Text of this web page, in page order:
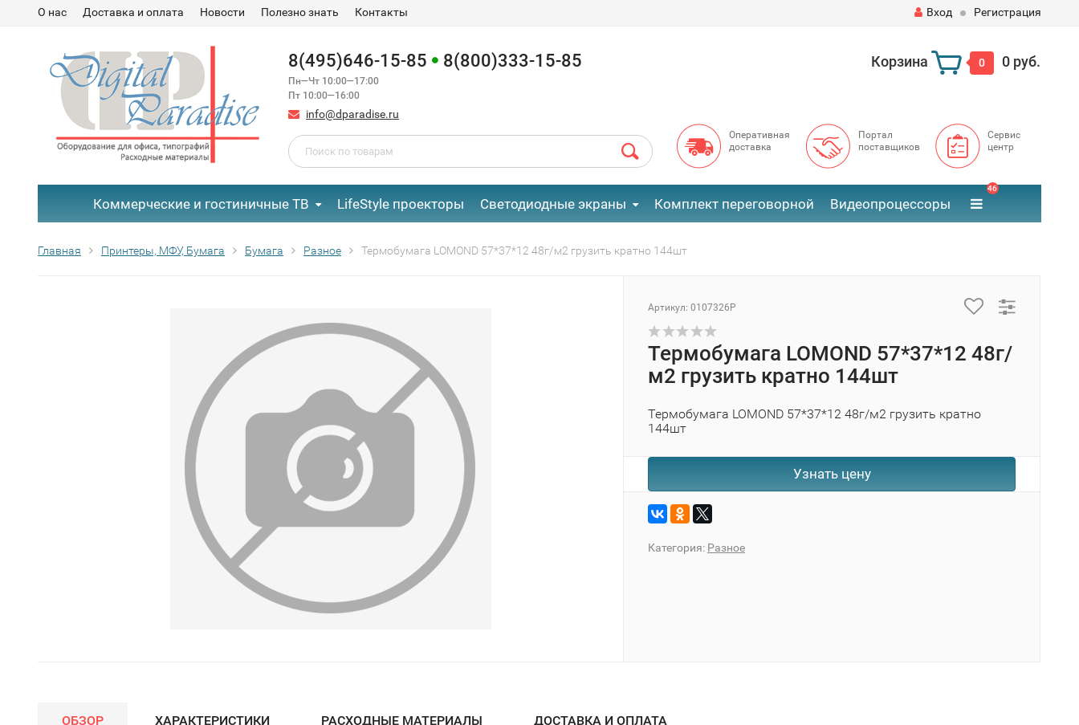
О нас Доставка и оплата Новости Полезно знать Контакты Вход Регистрация
8(495)646-15-85 8(800)333-15-85
Пн—Чт 10:00—17:00
Пт 10:00—16:00
info@dparadise.ru
Корзина 0 0 руб.
Оперативная
доставка
Портал
поставщиков
Сервис
центр
Коммерческие и гостиничные ТВ LifeStyle проекторы Светодиодные экраны Комплект переговорной Видеопроцессоры
46
Главная Принтеры, МФУ, Бумага Бумага Разное Термобумага LOMOND 57*37*12 48г/м2 грузить кратно 144шт
Артикул: 0107326Р
Термобумага LOMOND 57*37*12 48г/
м2 грузить кратно 144шт
Термобумага LOMOND 57*37*12 48г/м2 грузить кратно
144шт
Узнать цену
Категория: Разное
ОБЗОР ХАРАКТЕРИСТИКИ РАСХОДНЫЕ МАТЕРИАЛЫ ДОСТАВКА И ОПЛАТА